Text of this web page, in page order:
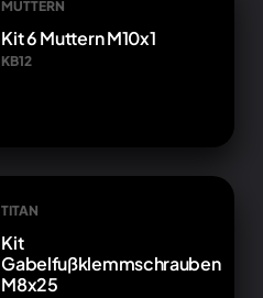
MUTTERN
Kit 6 Muttern M10x1
KB12
TITAN
Kit
Gabelfußklemmschrauben
M8x25